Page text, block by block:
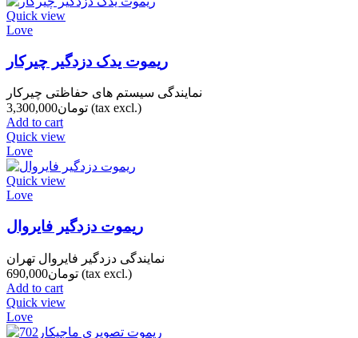
Quick view
Love
ریموت یدک دزدگیر چیرکار
نمایندگی سیستم های حفاظتی چیرکار
تومان3,300,000 (tax excl.)
Add to cart
Quick view
Love
Quick view
Love
ریموت دزدگیر فایروال
نمایندگی دزدگیر فایروال تهران
تومان690,000 (tax excl.)
Add to cart
Quick view
Love